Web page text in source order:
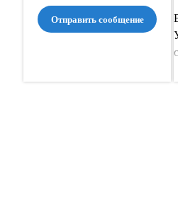
Отправить сообщение